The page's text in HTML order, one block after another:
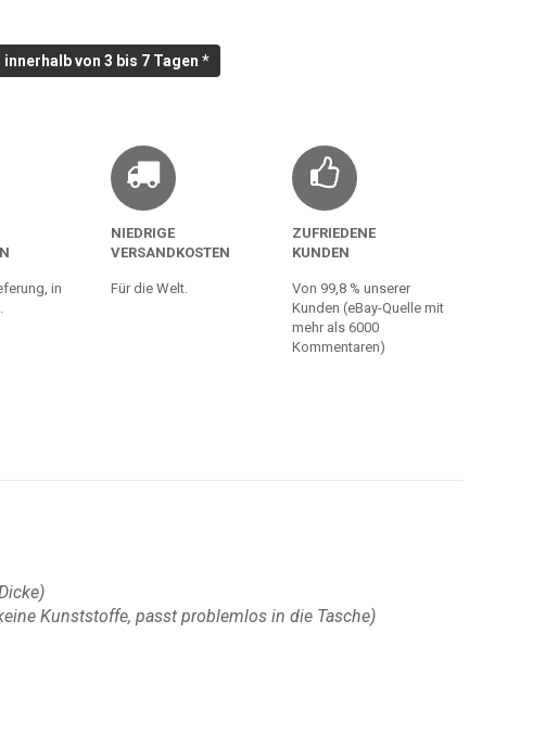
von 3 bis 7 Tagen *
in
NIEDRIGE
VERSANDKOSTEN
Für die Welt.
ZUFRIEDENE
KUNDEN
Von 99,8 % unserer
Kunden (eBay-Quelle mit
mehr als 6000
Kommentaren)
Kunststoffe, passt problemlos in die Tasche)